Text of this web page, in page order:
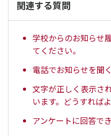
関連する質問
学校からのお知らせ
てください。
電話でお知らせを聞
文字が正しく表示さ
います。どうすれば
アンケートに回答で